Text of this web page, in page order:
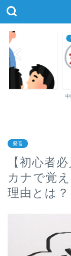
中
発音
【初心者
カナで覚
理由とは？